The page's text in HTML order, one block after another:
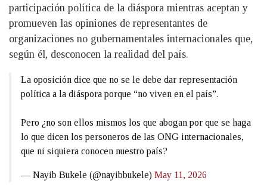
participación política de la diáspora mientras aceptan y
promueven las opiniones de representantes de
organizaciones no gubernamentales internacionales que,
según él, desconocen la realidad del país.
La oposición dice que no se le debe dar representación
política a la diáspora porque “no viven en el país”.
Pero ¿no son ellos mismos los que abogan por que se haga
lo que dicen los personeros de las ONG internacionales,
que ni siquiera conocen nuestro país?
— Nayib Bukele (@nayibbukele) May 11, 2026